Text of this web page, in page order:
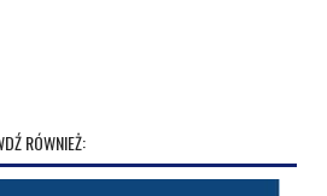
RÓWNIEŻ: